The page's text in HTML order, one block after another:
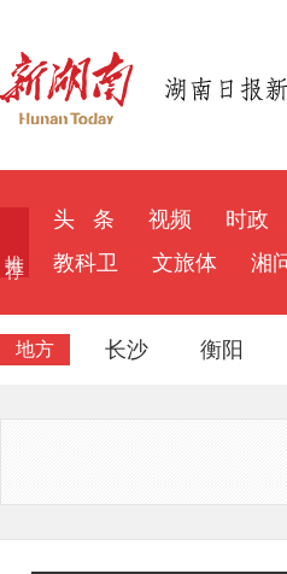
头 条 视频 时政
教科卫
文旅体 湘
地方 长沙 衡阳